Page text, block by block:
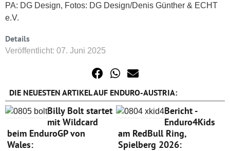
PA: DG Design, Fotos: DG Design/Denis Günther & ECHT
e.V.
Details
Veröffentlicht: 07. Juni 2025
DIE NEUESTEN ARTIKEL AUF ENDURO-AUSTRIA:
Billy Bolt startet
mit Wildcard
beim EnduroGP von
Wales:
Bericht -
Enduro4Kids
am RedBull Ring,
Spielberg 2026: